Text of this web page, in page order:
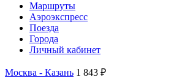
Маршруты
Аэроэкспресс
Поезда
Города
Личный кабинет
Москва - Казань 1 843 ₽